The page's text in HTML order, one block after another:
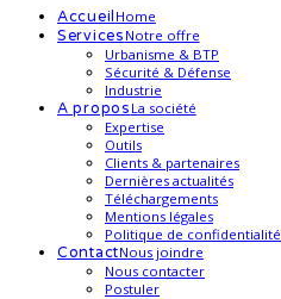
Accueil Home
Services Notre offre
Urbanisme & BTP
Sécurité & Défense
Industrie
A propos La société
Expertise
Outils
Clients & partenaires
Dernières actualités
Téléchargements
Mentions légales
Politique de confidentialité
ContactNous joindre
Nous contacter
Postuler